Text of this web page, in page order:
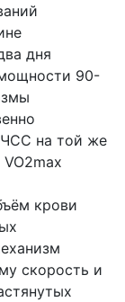
дня
90-
ЧСС на той же
крови
скорость и